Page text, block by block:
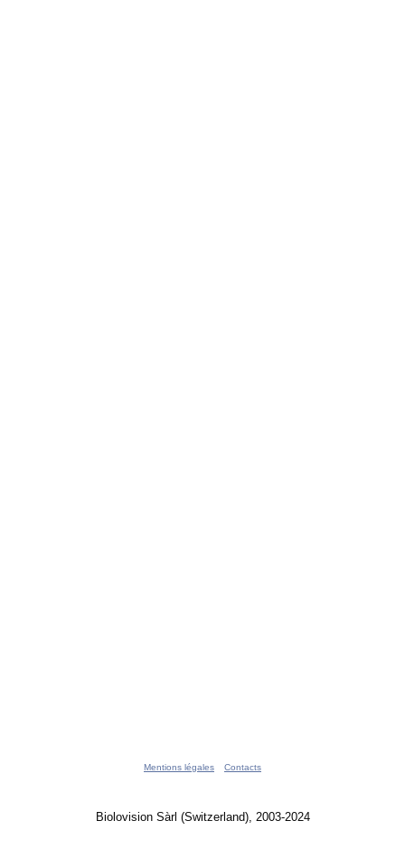
Mentions légales Contacts
Biolovision Sàrl (Switzerland), 2003-2024